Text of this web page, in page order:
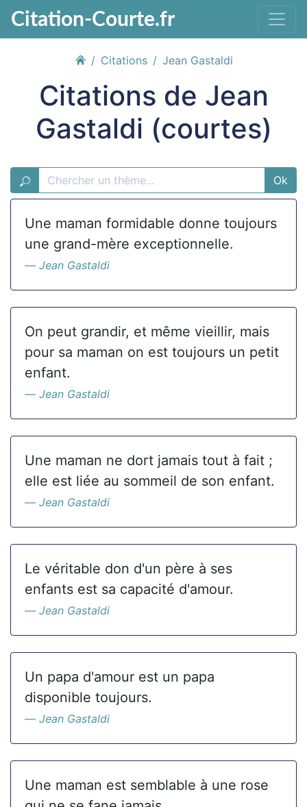
Citation-Courte.fr
Citations Jean Gastaldi
Citations de Jean
Gastaldi (courtes)
Ok
Une maman formidable donne toujours
une grand-mère exceptionnelle.
Jean Gastaldi
On peut grandir, et même vieillir, mais
pour sa maman on est toujours un petit
enfant.
Jean Gastaldi
Une maman ne dort jamais tout à fait ;
elle est liée au sommeil de son enfant.
Jean Gastaldi
Le véritable don d'un père à ses
enfants est sa capacité d'amour.
Jean Gastaldi
Un papa d'amour est un papa
disponible toujours.
Jean Gastaldi
Une maman est semblable à une rose